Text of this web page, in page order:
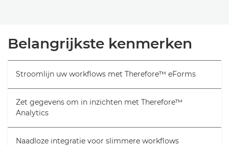
Belangrijkste kenmerken
Stroomlijn uw workflows met Therefore™ eForms
Zet gegevens om in inzichten met Therefore™
Analytics
Naadloze integratie voor slimmere workflows